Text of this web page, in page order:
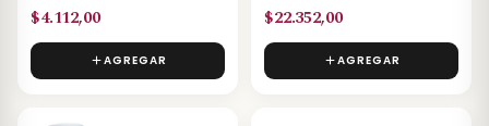
$4.112,00
AGREGAR
$22.352,00
AGREGAR